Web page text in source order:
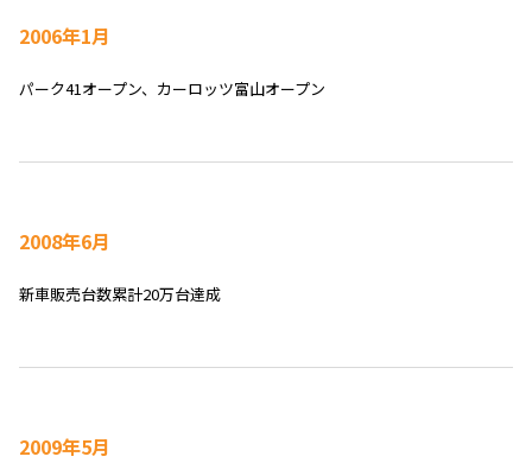
2006年1月
パーク41オープン、カーロッツ富山オープン
2008年6月
新車販売台数累計20万台達成
2009年5月